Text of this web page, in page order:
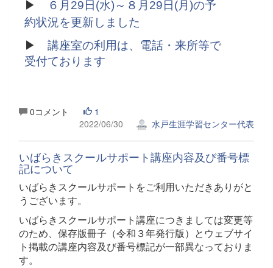
▶
６月29日(水)～８月29日(月)の予
約状況を更新しました
▶ 講座室の利用は、電話・来所等で
受付ております
0コメント
1
2022/06/30
水戸生涯学習センター代表
いばらきスクールサポート講座内容及び番号標
記について
いばらきスクールサポートをご利用いただきありがと
うございます。
いばらきスクールサポート講座につきましては変更等
のため、保存版冊子（令和３年発行版）とウェブサイ
ト掲載の講座内容及び番号標記が一部異なっておりま
す。